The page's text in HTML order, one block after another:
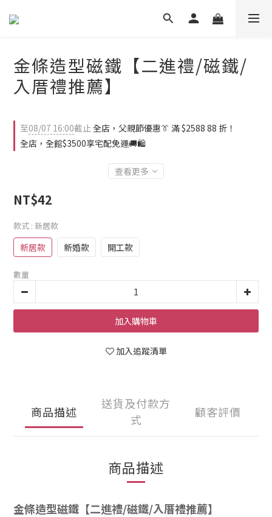
金條造型磁鐵【二進禮/磁鐵/
入厝禮推薦】
至08/07 16:00截止全店，父親節優惠👔 滿 $2588 88 折！
全店，全館$3500享宅配免運🚚🛍️
查看更多
NT$42
款式 : 新居款
新居款 新婚款 開工款
數量
加入購物車
加入追蹤清單
商品描述
送貨及付款方
式
顧客評價
商品描述
金條造型磁鐵【二進禮/磁鐵/入厝禮推薦】